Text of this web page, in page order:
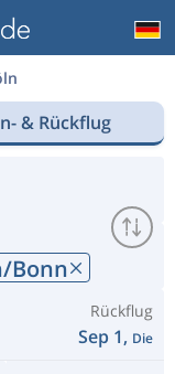
& Rückflug
Bonn
Rückflug
Sep 1, Die